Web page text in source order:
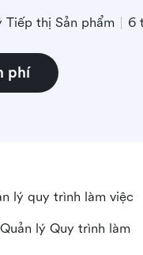
Tiếp thị Sản phẩm 6
phí
lý quy trình làm việc
lý Quy trình làm